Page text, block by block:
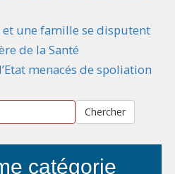
et une famille se disputent
de la Santé
menacés de spoliation
Chercher
catégorie